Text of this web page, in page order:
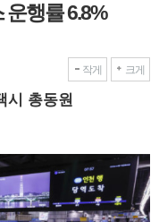
행률 6.8%
작게 크게
시 총동원